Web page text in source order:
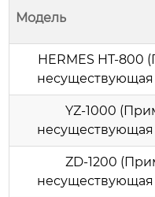
Модель
HERMES HT-800
несуществующая
YZ-1000
несуществующая
ZD-1200
несуществующая